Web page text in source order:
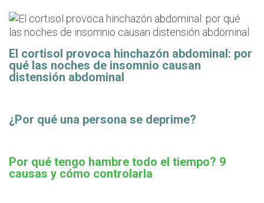
El cortisol provoca hinchazón abdominal: por
qué las noches de insomnio causan
distensión abdominal
¿Por qué una persona se deprime?
Por qué tengo hambre todo el tiempo? 9
causas y cómo controlarla